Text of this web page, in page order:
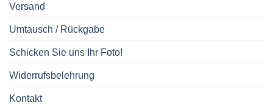
Versand
Umtausch / Rückgabe
Schicken Sie uns Ihr Foto!
Widerrufsbelehrung
Kontakt